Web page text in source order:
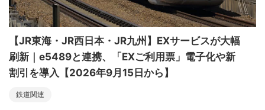
【JR東海・JR西日本・JR九州】EXサービスが大幅
刷新｜e5489と連携、「EXご利用票」電子化や新
割引を導入【2026年9月15日から】
鉄道関連